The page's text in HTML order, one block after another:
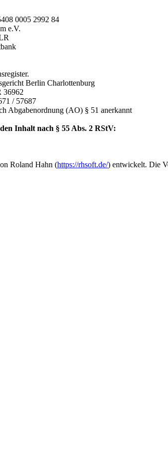
0005 2992 84
e.V.
Berlin Charlottenburg
36962
/ 57687
Abgabenordnung (AO) § 51 anerkannt
Inhalt nach § 55 Abs. 2 RStV:
Roland Hahn (https://rhsoft.de/) entwickelt. Die